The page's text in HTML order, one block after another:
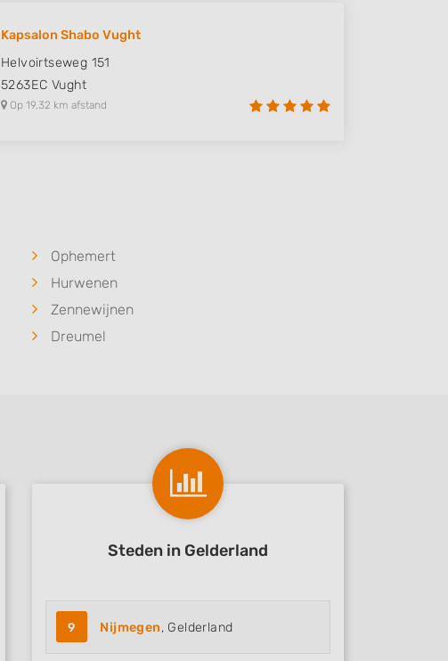
Kapsalon Shabo Vught
Helvoirtseweg 151
5263EC Vught
Op 19,32 km afstand
Ophemert
Hurwenen
Zennewijnen
Dreumel
Steden in Gelderland
9 Nijmegen, Gelderland